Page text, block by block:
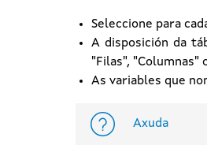
Seleccione para
A disposición da
"Filas", "Columnas"
As variables que
Axuda